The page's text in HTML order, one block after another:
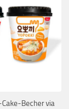
Becher via